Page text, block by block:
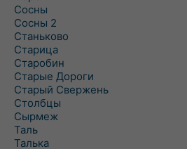
Сосны
Сосны 2
Станьково
Старица
Старобин
Старые Дороги
Старый Свержень
Столбцы
Сырмеж
Таль
Талька